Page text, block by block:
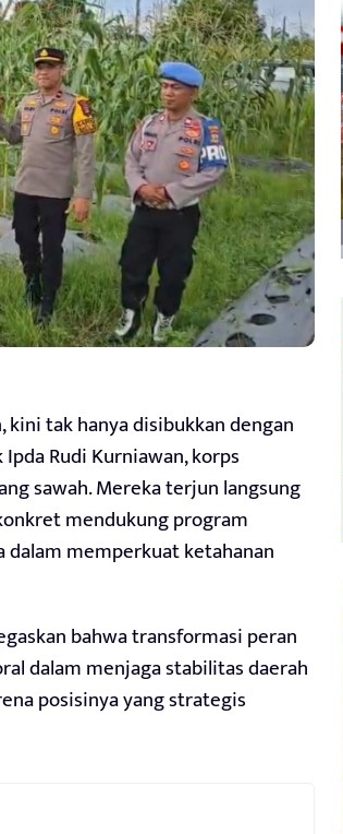
tak hanya disibukkan dengan
Rudi Kurniawan, korps
sawah. Mereka terjun langsung
mendukung program
dalam memperkuat ketahanan
bahwa transformasi peran
dalam menjaga stabilitas daerah
posisinya yang strategis